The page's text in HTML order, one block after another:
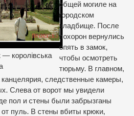
— королівська
общей могиле на
городском
кладбище. После
похорон вернулись
опять в замок,
чтобы осмотреть
тюрьму. В главном,
следственные камеры,
Слева от ворот мы увидели
пол и стены были забрызганы
пуль. В стены вбиты крюки,